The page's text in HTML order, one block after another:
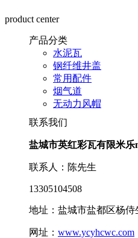
product center
产品分类
水泥瓦
钢纤维井盖
常用配件
烟气道
无动力风帽
联系我们
盐城市英红彩瓦有限米乐
联系人：陈先生
13305104508
地址：盐城市盐都区杨侍
网址： www.ycyhcwc.com